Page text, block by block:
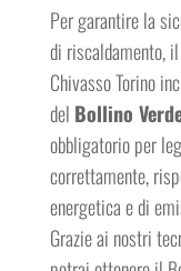
Per garantire la
di riscaldamento,
Chivasso Torino
del Bollino
obbligatorio per
correttamente,
energetica e di
Grazie ai nostri